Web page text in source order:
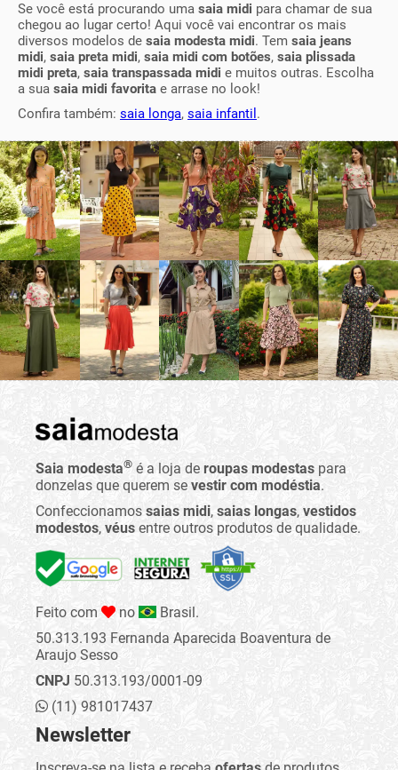
Se você está procurando uma saia midi para chamar de sua
chegou ao lugar certo! Aqui você vai encontrar os mais
diversos modelos de saia modesta midi. Tem saia jeans
midi, saia preta midi, saia midi com botões, saia plissada
midi preta, saia transpassada midi e muitos outras. Escolha
a sua saia midi favorita e arrase no look!
Confira também: saia longa, saia infantil .
Saia modesta® é a loja de roupas modestas para
donzelas que querem se vestir com modéstia.
Confeccionamos saias midi, saias longas, vestidos
modestos, véus entre outros produtos de qualidade.
Feito com no
Brasil.
50.313.193 Fernanda Aparecida Boaventura de
Araujo Sesso
CNPJ50.313.193/0001-09
(11) 981017437
Newsletter